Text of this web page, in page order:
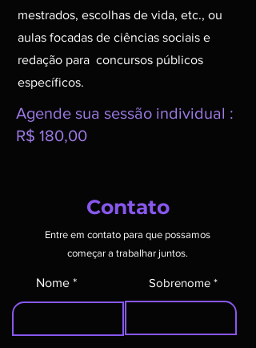
mestrados, escolhas de vida, etc., ou
aulas focadas de ciências sociais e
redação para concursos públicos
específicos.
Agende sua sessão individual :
R$ 180,00
​Contato
Entre em contato para que possamos
começar a trabalhar juntos.
Nome Sobrenome